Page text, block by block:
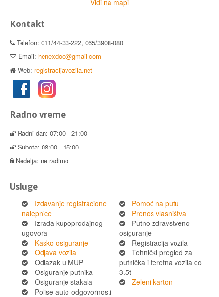
Vidi na mapi
Kontakt
Telefon: 011/44-33-222, 065/3908-080
Email: henexdoo@gmail.com
Web: registracijavozila.net
Radno vreme
Radni dan: 07:00 - 21:00
Subota: 08:00 - 15:00
Nedelja: ne radimo
Usluge
Izdavanje registracione
nalepnice
Izrada kupoprodajnog
ugovora
Kasko osiguranje
Odjava vozila
Odlazak u MUP
Osiguranje putnika
Osiguranje stakala
Polise auto-odgovornosti
Pomoć na putu
Prenos vlasništva
Putno zdravstveno
osiguranje
Registracija vozila
Tehnički pregled za
putnička i teretna vozila do
3.5t
Zeleni karton